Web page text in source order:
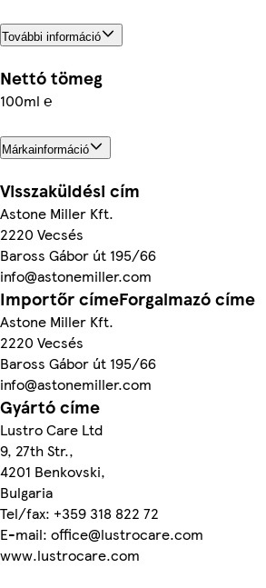
További információ
Nettó tömeg
100ml ℮
Márkainformáció
Visszaküldési cím
Astone Miller Kft.
2220 Vecsés
Baross Gábor út 195/66
info@astonemiller.com
Importőr címeForgalmazó címe
Astone Miller Kft.
2220 Vecsés
Baross Gábor út 195/66
info@astonemiller.com
Gyártó címe
Lustro Care Ltd
9, 27th Str.,
4201 Benkovski,
Bulgaria
Tel/fax: +359 318 822 72
E-mail: office@lustrocare.com
www.lustrocare.com